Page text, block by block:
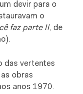
devir para o
o
faz parte II, de
das vertentes
obras
anos 1970.